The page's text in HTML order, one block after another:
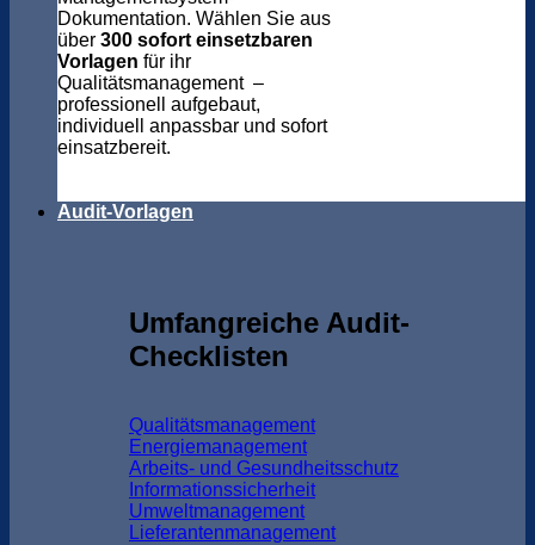
Dokumentation. Wählen Sie aus
über 300 sofort einsetzbaren
Vorlagen für ihr
Qualitätsmanagement –
professionell aufgebaut,
individuell anpassbar und sofort
einsatzbereit.
Audit-Vorlagen
Umfangreiche Audit-
Checklisten
Qualitätsmanagement
Energiemanagement
Arbeits- und Gesundheitsschutz
Informationssicherheit
Umweltmanagement
Lieferantenmanagement